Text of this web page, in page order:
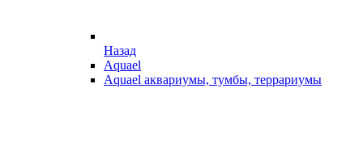
Назад
Aquael
Aquael аквариумы, тумбы, террариумы